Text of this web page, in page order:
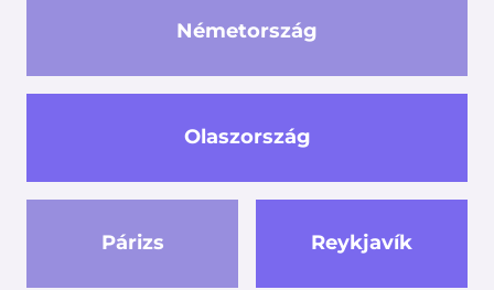
Németország
Olaszország
Párizs Reykjavík